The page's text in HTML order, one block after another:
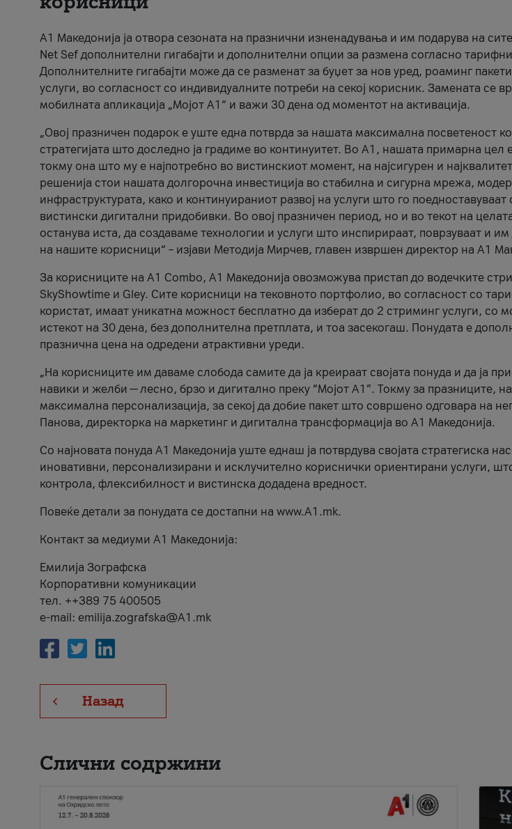
А1 Македонија ја отвора сезоната на празнични изненадувања и им подарува на
Net Sef дополнителни гигабајти и дополнителни опции за размена согласно
Дополнителните гигабајти може да се разменат за буџет за нов уред, роаминг
услуги, во согласност со индивидуалните потреби на секој корисник. Замената се
мобилната апликација „Мојот А1“ и важи 30 дена од моментот на активација.
„Овој празничен подарок е уште една потврда за нашата максимална посветеност
стратегијата што доследно ја градиме во континуитет. Во А1, нашата примарна цел
токму она што му е најпотребно во вистинскиот момент, на најсигурен и
решенија стои нашата долгорочна инвестиција во стабилна и сигурна мрежа,
инфраструктурата, како и континуираниот развој на услуги што го поедноставуваат
вистински дигитални придобивки. Во овој празничен период, но и во текот на
останува иста, да создаваме технологии и услуги што инспирираат, поврзуваат и
на нашите корисници“ – изјави Методија Мирчев, главен извршен директор на А1
За корисниците на A1 Combo, А1 Македонија овозможува пристап до водечките
SkyShowtime и Gley. Сите корисници на тековното портфолио, во согласност со
користат, имаат уникатна можност бесплатно да изберат до 2 стриминг услуги, со
истекот на 30 дена, без дополнителна претплата, и тоа засекогаш. Понудата е
празнична цена на одредени атрактивни уреди.
„На корисниците им даваме слобода самите да ја креираат својата понуда и да ја
навики и желби — лесно, брзо и дигитално преку “Мојот А1”. Токму за празниците,
максимална персонализација, за секој да добие пакет што совршено одговара на
Панова, директорка на маркетинг и дигитална трансформација во А1 Македонија.
Со најновата понуда А1 Македонија уште еднаш ја потврдува својата стратегиска
иновативни, персонализирани и исклучително кориснички ориентирани услуги,
контрола, флексибилност и вистинска додадена вредност.
Повеќе детали за понудата се достапни на www.А1.mk.
Контакт за медиуми А1 Македонија:
Емилија Зографска
Корпоративни комуникации
тел. ++389 75 400505
e-mail: emilija.zografska@A1.mk
Назад
Слични содржини